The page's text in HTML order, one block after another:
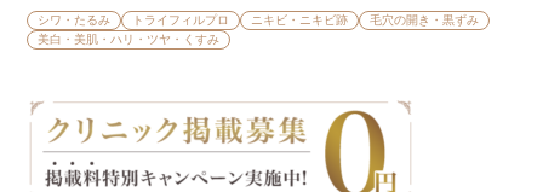
シワ・たるみ トライフィルプロ ニキビ・ニキビ跡
毛穴の開き・黒ずみ
美白・美肌・ハリ・ツヤ・くすみ